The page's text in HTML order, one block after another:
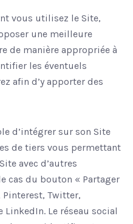
vous utilisez le Site,
une meilleure
de manière appropriée à
les éventuels
afin d’y apporter des
d’intégrer sur son Site
de tiers vous permettant
avec d’autres
cas du bouton « Partager
Pinterest, Twitter,
LinkedIn. Le réseau social